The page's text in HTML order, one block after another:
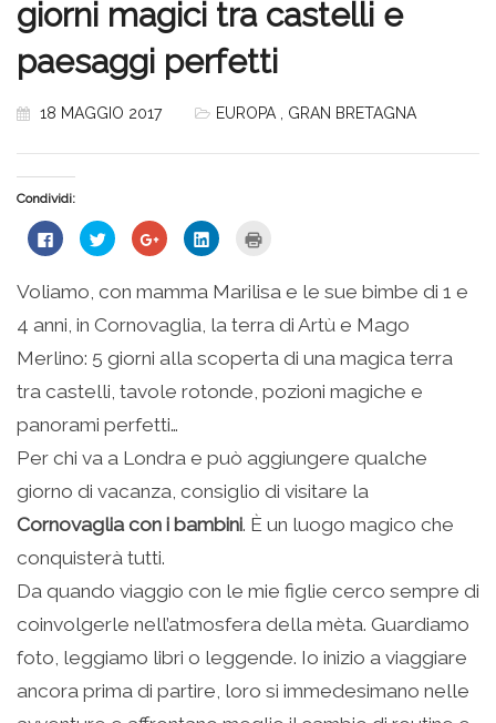
giorni magici tra castelli e
paesaggi perfetti
18 MAGGIO 2017 EUROPA GRAN BRETAGNA
Condividi:
Fai
clic
su
Facebook
(Si
apre
una
nuova
finestra)
Fai
clic
condividere
su
(Si
in
una
nuova
finestra)
Fai
clic
condividere
su
Google+
(Si
apre
in
una
nuova
finestra)
Fai
clic
condividere
su
LinkedIn
(Si
in
una
nuova
finestra)
stampare
(Si
apre
in
nuova
finestra)
Voliamo, con mamma Marilisa e le sue bimbe di 1 e
4 anni, in Cornovaglia, la terra di Artù e Mago
Merlino: 5 giorni alla scoperta di una magica terra
tra castelli, tavole rotonde, pozioni magiche e
panorami perfetti…
Per chi va a Londra e può aggiungere qualche
giorno di vacanza, consiglio di visitare la
Cornovaglia con i bambini. È un luogo magico che
conquisterà tutti.
Da quando viaggio con le mie figlie cerco sempre di
coinvolgerle nell’atmosfera della mèta. Guardiamo
foto, leggiamo libri o leggende. Io inizio a viaggiare
ancora prima di partire, loro si immedesimano nelle